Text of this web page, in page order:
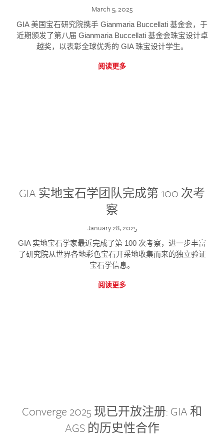
March 5, 2025
GIA 美国宝石研究院携手 Gianmaria Buccellati 基金会，于
近期颁发了第八届 Gianmaria Buccellati 基金会珠宝设计卓
越奖，以表彰全球优秀的 GIA 珠宝设计学生。
阅读更多
GIA 实地宝石学团队完成第 100 次考
察
January 28, 2025
GIA 实地宝石学家最近完成了第 100 次考察，进一步丰富
了研究院从世界各地彩色宝石开采地收集而来的独立验证
宝石学信息。
阅读更多
Converge 2025 现已开放注册: GIA 和
AGS 的历史性合作